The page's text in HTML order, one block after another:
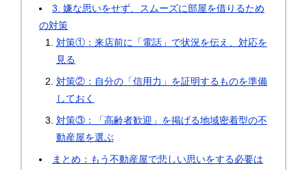
3. 嫌な思いをせず、スムーズに部屋を借りるため
の対策
対策①：来店前に「電話」で状況を伝え、対応を
見る
対策②：自分の「信用力」を証明するものを準備
しておく
対策③：「高齢者歓迎」を掲げる地域密着型の不
動産屋を選ぶ
まとめ：もう不動産屋で悲しい思いをする必要は